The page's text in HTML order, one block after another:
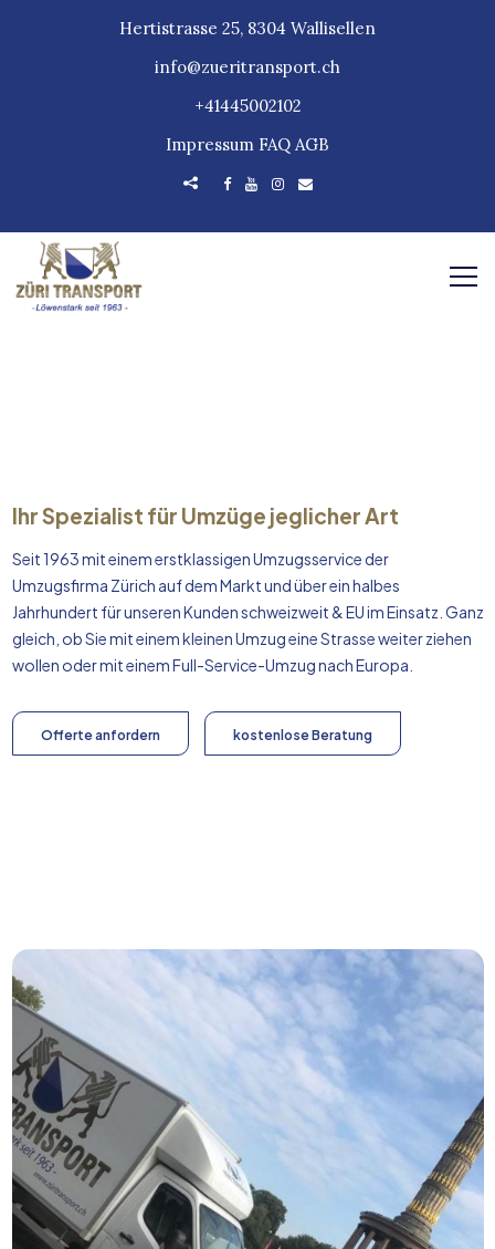
Hertistrasse 25, 8304 Wallisellen
info@zueritransport.ch
+41445002102
Impressum FAQ AGB
Ihr Spezialist für Umzüge jeglicher Art
Seit 1963 mit einem erstklassigen Umzugsservice der
Umzugsfirma Zürich auf dem Markt und über ein halbes
Jahrhundert für unseren Kunden schweizweit & EU im Einsatz. Ganz
gleich, ob Sie mit einem kleinen Umzug eine Strasse weiter ziehen
wollen oder mit einem Full-Service-Umzug nachEuropa
Offerte anfordern kostenlose Beratung